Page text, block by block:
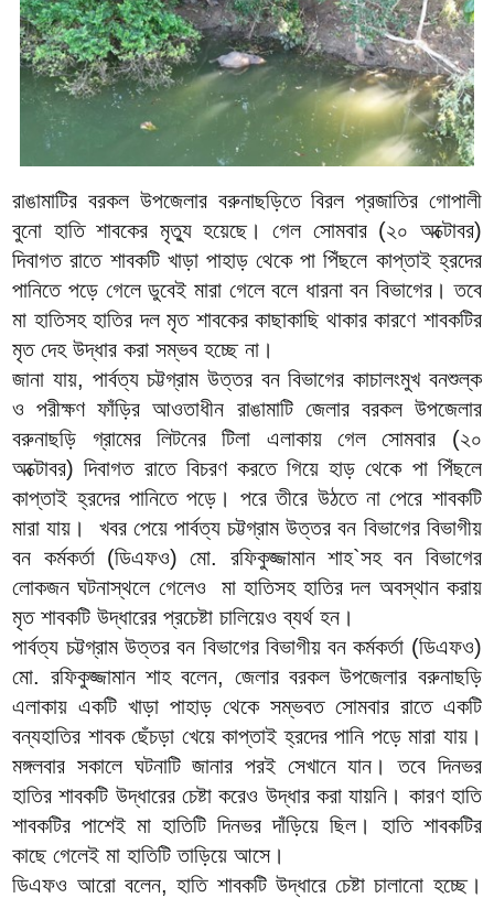
রাঙামাটির বরকল উপজেলার বরুনাছড়িতে বিরল প্রজাতির গোপালী
বুনো হাতি শাবকের মৃত্যু হয়েছে। গেল সোমবার (২০ অক্টোবর)
দিবাগত রাতে শাবকটি খাড়া পাহাড় থেকে পা পিঁছলে কাপ্তাই হ্রদের
পানিতে পড়ে গেলে ডুবেই মারা গেলে বলে ধারনা বন বিভাগের। তবে
মা হাতিসহ হাতির দল মৃত শাবকের কাছাকাছি থাকার কারণে শাবকটির
মৃত দেহ উদ্ধার করা সম্ভব হচ্ছে না।
জানা যায়, পার্বত্য চট্টগ্রাম উত্তর বন বিভাগের কাচালংমুখ বনশুল্ক
ও পরীক্ষণ ফাঁড়ির আওতাধীন রাঙামাটি জেলার বরকল উপজেলার
বরুনাছড়ি গ্রামের লিটনের টিলা এলাকায় গেল সোমবার (২০
অক্টোবর) দিবাগত রাতে বিচরণ করতে গিয়ে হাড় থেকে পা পিঁছলে
কাপ্তাই হ্রদের পানিতে পড়ে। পরে তীরে উঠতে না পেরে শাবকটি
মারা যায়। খবর পেয়ে পার্বত্য চট্টগ্রাম উত্তর বন বিভাগের বিভাগীয়
বন কর্মকর্তা (ডিএফও) মো. রফিকুজ্জামান শাহ`সহ বন বিভাগের
লোকজন ঘটনাস্থলে গেলেও মা হাতিসহ হাতির দল অবস্থান করায়
মৃত শাবকটি উদ্ধারের প্রচেষ্টা চালিয়েও ব্যর্থ হন।
পার্বত্য চট্টগ্রাম উত্তর বন বিভাগের বিভাগীয় বন কর্মকর্তা (ডিএফও)
মো. রফিকুজ্জামান শাহ বলেন, জেলার বরকল উপজেলার বরুনাছড়ি
এলাকায় একটি খাড়া পাহাড় থেকে সম্ভবত সোমবার রাতে একটি
বন্যহাতির শাবক ছেঁচড়া খেয়ে কাপ্তাই হ্রদের পানি পড়ে মারা যায়।
মঙ্গলবার সকালে ঘটনাটি জানার পরই সেখানে যান। তবে দিনভর
হাতির শাবকটি উদ্ধারের চেষ্টা করেও উদ্ধার করা যায়নি। কারণ হাতি
শাবকটির পাশেই মা হাতিটি দিনভর দাঁড়িয়ে ছিল। হাতি শাবকটির
কাছে গেলেই মা হাতিটি তাড়িয়ে আসে।
ডিএফও আরো বলেন, হাতি শাবকটি উদ্ধারে চেষ্টা চালানো হচ্ছে।